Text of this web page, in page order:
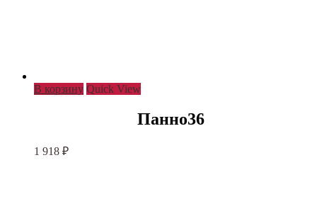
В корзину Quick View
Панно36
1 918 ₽